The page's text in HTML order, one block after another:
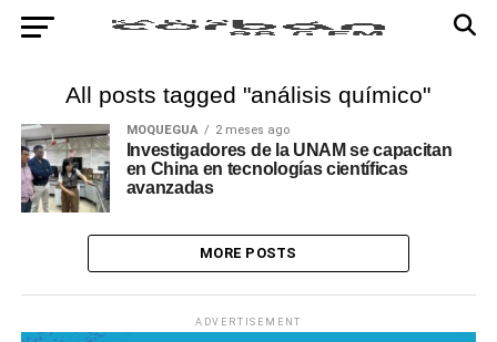
All posts tagged "análisis químico"
MOQUEGUA 2 meses ago
Investigadores de la UNAM se capacitan
en China en tecnologías científicas
avanzadas
MORE POSTS
ADVERTISEMENT